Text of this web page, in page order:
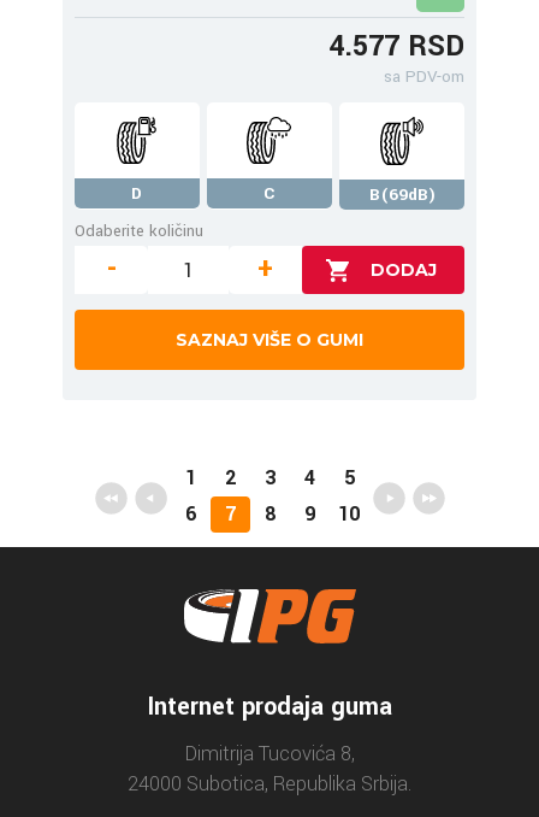
4.577 RSD
sa PDV-om
D C
B(69dB)
Odaberite količinu
- +
SAZNAJ VIŠE O GUMI
1 2 3 4
5
6
7 8 9 10
Internet prodaja guma
Dimitrija Tucovića 8,
24000 Subotica, Republika Srbija.